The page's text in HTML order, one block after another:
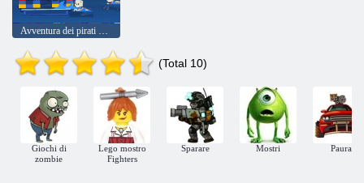
Avventura dei pirati Lego
(Total 10)
Giochi di
zombie
Lego mostro
Fighters
Sparare Mostri Paura